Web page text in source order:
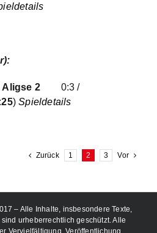
Aligse 2
0:3 /
25) Spieldetails
Zurück 1 2 3 Vor
– Alle Inhalte, insbesondere Texte,
urheberrechtlich geschützt. Alle
Vervielfältigung, Veröffentlichung,